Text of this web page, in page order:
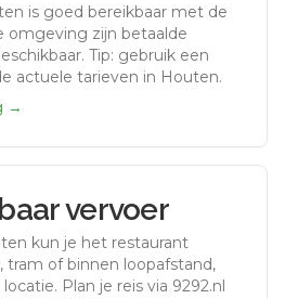
is goed bereikbaar met de
omgeving zijn betaalde
Tip: gebruik een
actuele tarieven in Houten.
→
vervoer
kun je het restaurant
tram of binnen loopafstand,
Plan je reis via 9292.nl